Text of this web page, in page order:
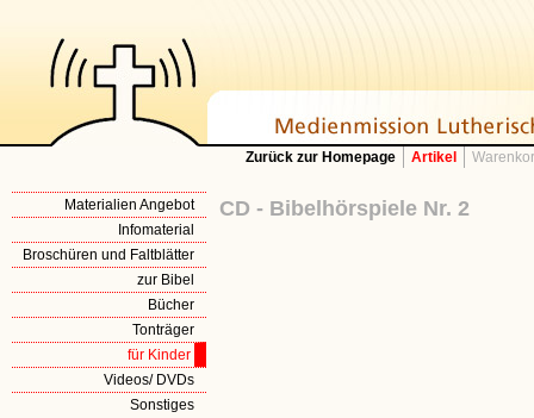
Zurück zur Homepage Artikel
Materialien Angebot
Infomaterial
Broschüren und Faltblätter
zur Bibel
Bücher
Tonträger
für Kinder
Videos/ DVDs
Sonstiges
CD - Bibelhörspiele Nr. 2